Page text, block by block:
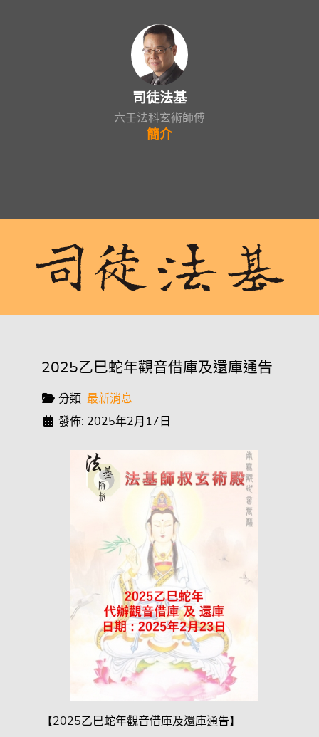
司徒法基
六壬法科玄術師傅
簡介
2025乙巳蛇年觀音借庫及還庫通告
分類: 最新消息
發佈: 2025年2月17日
【2025乙巳蛇年觀音借庫及還庫通告】